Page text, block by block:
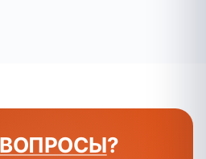
ВОПРОСЫ?